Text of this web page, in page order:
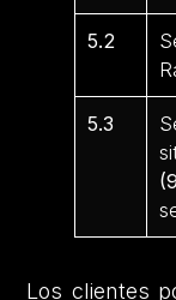
5.2
5.3
Los clientes